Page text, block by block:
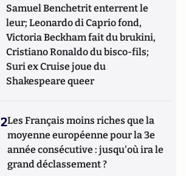
Samuel Benchetrit enterrent le
leur; Leonardo di Caprio fond,
Victoria Beckham fait du brukini,
Cristiano Ronaldo du bisco-fils;
Suri ex Cruise joue du
Shakespeare queer
2Les Français moins riches que la
moyenne européenne pour la 3e
année consécutive : jusqu'où ira le
grand déclassement ?